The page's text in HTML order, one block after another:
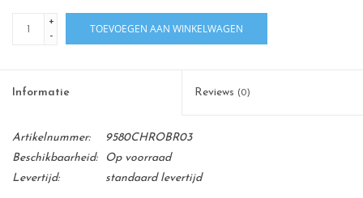
+
-
TOEVOEGEN AAN WINKELWAGEN
Informatie Reviews (0)
Artikelnummer:
9580CHROBR03
Beschikbaarheid:
Op voorraad
Levertijd:
standaard levertijd